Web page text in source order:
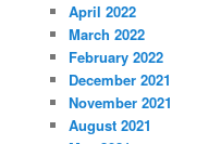
April 2022
March 2022
February 2022
December 2021
November 2021
August 2021